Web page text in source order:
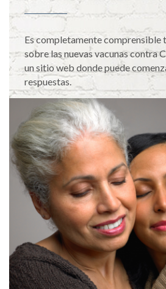
Es completamente comprensible
sobre las nuevas vacunas contra
un sitio web donde puede
respuestas.